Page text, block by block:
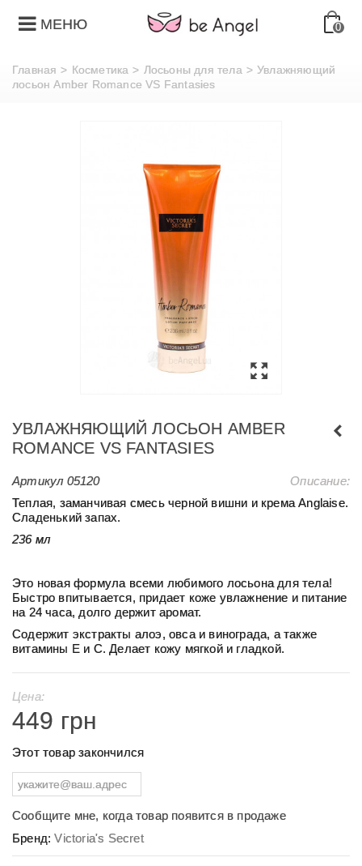
МЕНЮ 0
Главная > Косметика > Лосьоны для тела > Увлажняющий
лосьон Amber Romance VS Fantasies
УВЛАЖНЯЮЩИЙ ЛОСЬОН AMBER
ROMANCE VS FANTASIES
Артикул 05120
Описание:
Теплая, заманчивая смесь черной вишни и крема Anglaise.
Сладенький запах.
236 мл
Это новая формула всеми любимого лосьона для тела!
Быстро впитывается, придает коже увлажнение и питание
на 24 часа, долго держит аромат.
Содержит экстракты алоэ, овса и винограда, а также
витамины E и C. Делает кожу мягкой и гладкой.
Цена:
449 грн
Этот товар закончился
Сообщите мне, когда товар появится в продаже
Бренд:Victoria's Secret